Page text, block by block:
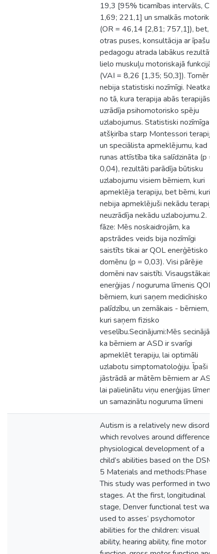
19,3 [95% ticamības intervāls, CI
1,69; 221,1] un smalkās motorikas
(OR = 46,14 [2,81; 757,1]), bet,
otras puses, konsultācija ar īpašu
pedagogu atrada labākus
lielo muskuļu motoriskajā funkcijā
(VAI = 8,26 [1,35; 50,3]). Tomēr
nebija statistiski nozīmīgi.
no tā, kura terapija abās terapijās
uzrādīja psihomotorisko spēju
uzlabojumus. Statistiski nozīmīga
atšķirība starp Montessori terapiju
un speciālista apmeklējumu, kad
runas attīstība tika salīdzināta (p =
0,04), rezultāti parādīja būtisku
uzlabojumu visiem bērniem, kuri
apmeklēja terapiju, bet bērni, kuri
nebija apmeklējuši nekādu terapiju,
neuzrādīja nekādu uzlabojumu.2.
fāze: Mēs noskaidrojām, ka
apstrādes veids bija nozīmīgi
saistīts tikai ar QOL enerģētisko
domēnu (p = 0,03). Visi pārējie
domēni nav saistīti. Visaugstākais
enerģijas / noguruma līmenis QOL
bērniem, kuri saņem medicīnisko
palīdzību, un zemākais - bērniem,
kuri saņem fizisko
veselību.Secinājumi:Mēs secinājām,
ka bērniem ar ASD ir svarīgi
apmeklēt terapiju, lai optimāli
uzlabotu simptomatoloģiju. Īpaši
jāstrādā ar mātēm bērniem ar ASD,
lai palielinātu viņu enerģijas līmeni
un samazinātu noguruma līmeni
Autism is a relatively new disorder
which revolves around differences
physiological development of a
child’s abilities based on the DSM-
5 Materials and methods:Phase 1:
This study was performed in two
stages. At the first, longitudinal
stage, Denver functional test was
used to asses’ psychomotor
abilities for the children: visual
ability, hearing ability, fine motor